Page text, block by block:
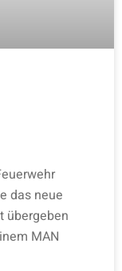
das neue
übergeben
MAN